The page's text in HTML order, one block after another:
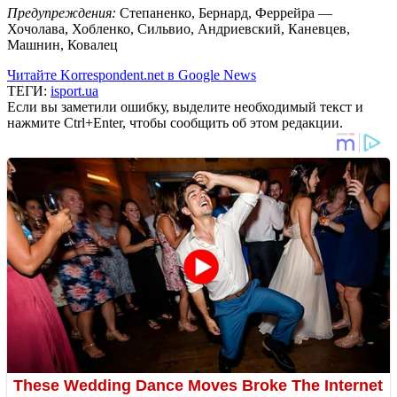
Предупреждения: Степаненко, Бернард, Феррейра —
Хочолава, Хобленко, Сильвио, Андриевский, Каневцев,
Машнин, Ковалец
Читайте Korrespondent.net в Google News
ТЕГИ: isport.ua
Если вы заметили ошибку, выделите необходимый текст и
нажмите Ctrl+Enter, чтобы сообщить об этом редакции.